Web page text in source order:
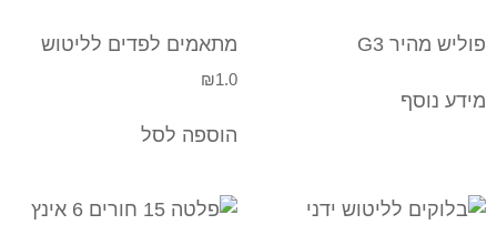
פוליש מהיר G3
מידע נוסף
מתאמים לפדים לליטוש
₪1.0
הוספה לסל